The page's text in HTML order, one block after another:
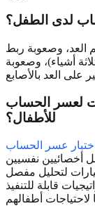
لدى الطفل؟
العد، وصعوبة ربط
معرفة أن "3" تعني ثلاثة أشياء)، وصعوبة
لعسر الحساب
للأطفال؟
اختبار عسر الحساب
نفسيين
لتحليل مفصل
قابلة للتنفيذ